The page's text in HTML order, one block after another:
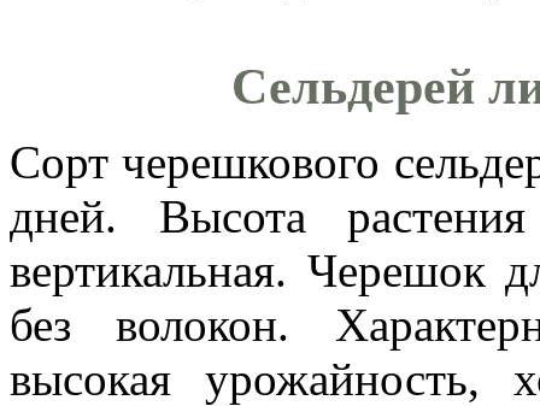
Сельдерей
Сорт черешкового
дней. Высота
вертикальная. Черешок
без волокон.
высокая урожайность,